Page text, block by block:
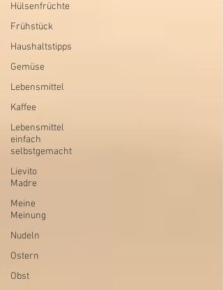
Hülsenfrüchte
Frühstück
Haushaltstipps
Gemüse
Lebensmittel
Kaffee
Lebensmittel
einfach
selbstgemacht
Lievito
Madre
Meine
Meinung
Nudeln
Ostern
Obst